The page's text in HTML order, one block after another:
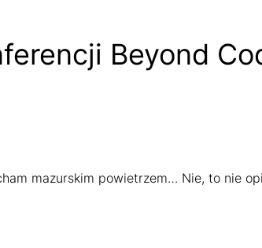
Beyond
mazurskim powietrzem… Nie, to nie